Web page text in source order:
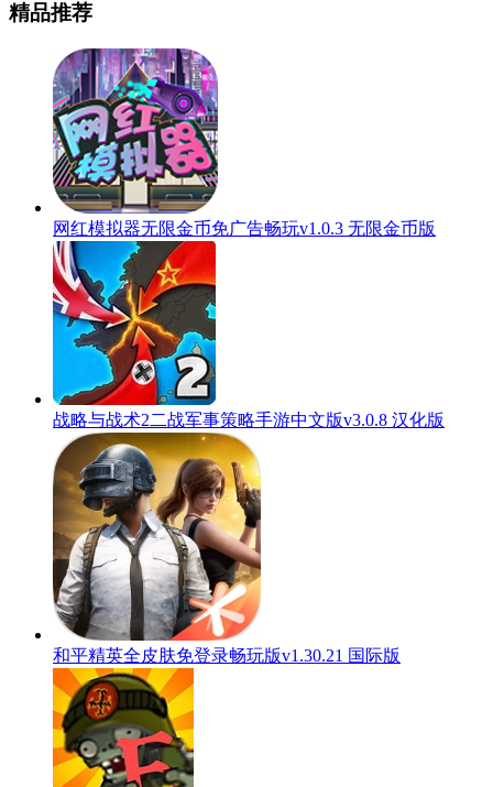
精品推荐
网红模拟器无限金币免广告畅玩v1.0.3 无限金币版
战略与战术2二战军事策略手游中文版v3.0.8 汉化版
和平精英全皮肤免登录畅玩版v1.30.21 国际版